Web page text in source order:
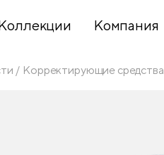
Компания
Корректирующие средства